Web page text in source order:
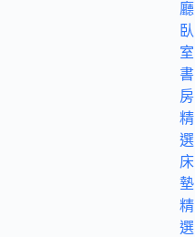
廳
臥
室
書
房
精
選
床
墊
精
選